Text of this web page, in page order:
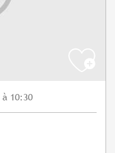
à 10:30